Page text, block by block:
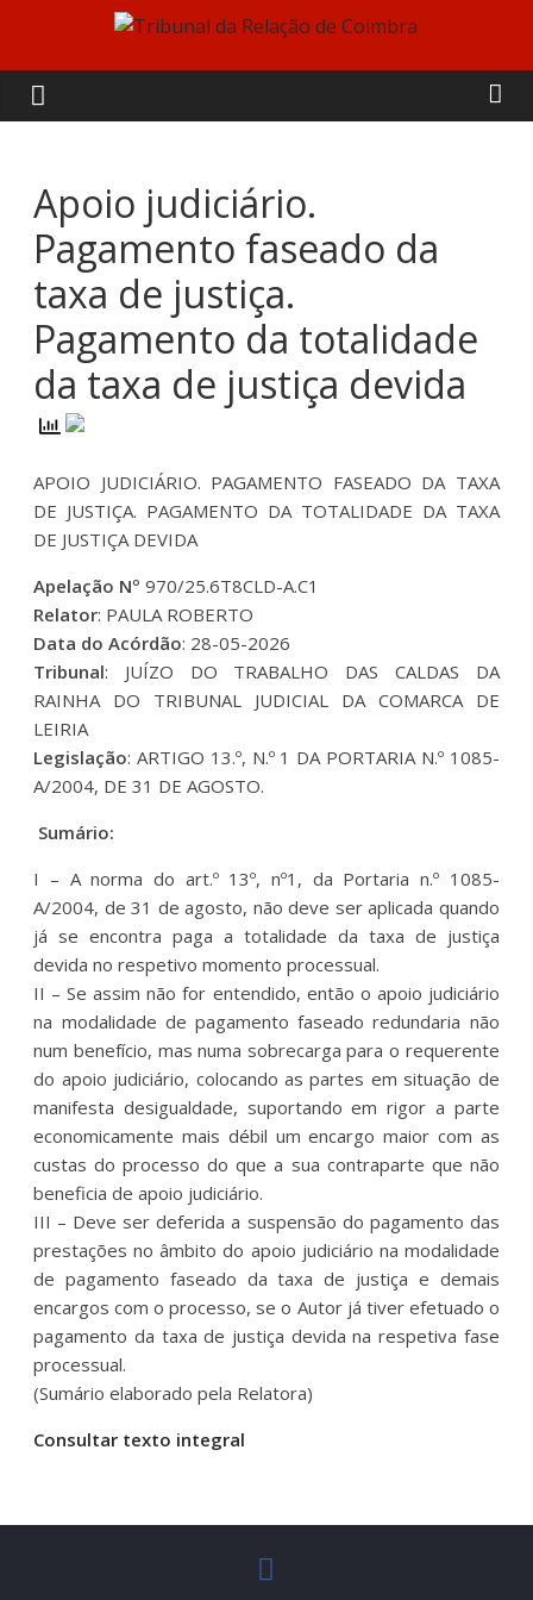
content
Tribunal
da
Relação
de
Coimbra
Apoio judiciário.
Pagamento faseado da
taxa de justiça.
Pagamento da totalidade
da taxa de justiça devida
APOIO JUDICIÁRIO. PAGAMENTO FASEADO DA TAXA
DE JUSTIÇA. PAGAMENTO DA TOTALIDADE DA TAXA
DE JUSTIÇA DEVIDA
Apelação Nº 970/25.6T8CLD-A.C1
Relator: PAULA ROBERTO
Data do Acórdão: 28-05-2026
Tribunal: JUÍZO DO TRABALHO DAS CALDAS DA
RAINHA DO TRIBUNAL JUDICIAL DA COMARCA DE
LEIRIA
Legislação: ARTIGO 13.º, N.º 1 DA PORTARIA N.º 1085-
A/2004, DE 31 DE AGOSTO.
Sumário:
I – A norma do art.º 13º, nº1, da Portaria n.º 1085-
A/2004, de 31 de agosto, não deve ser aplicada quando
já se encontra paga a totalidade da taxa de justiça
devida no respetivo momento processual.
II – Se assim não for entendido, então o apoio judiciário
na modalidade de pagamento faseado redundaria não
num benefício, mas numa sobrecarga para o requerente
do apoio judiciário, colocando as partes em situação de
manifesta desigualdade, suportando em rigor a parte
economicamente mais débil um encargo maior com as
custas do processo do que a sua contraparte que não
beneficia de apoio judiciário.
III – Deve ser deferida a suspensão do pagamento das
prestações no âmbito do apoio judiciário na modalidade
de pagamento faseado da taxa de justiça e demais
encargos com o processo, se o Autor já tiver efetuado o
pagamento da taxa de justiça devida na respetiva fase
processual.
(Sumário elaborado pela Relatora)
Consultar texto integral